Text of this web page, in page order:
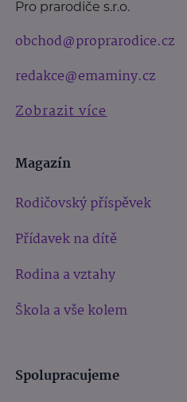
Pro prarodiče s.r.o.
obchod@proprarodice.cz
redakce@emaminy.cz
Zobrazit více
Magazín
Rodičovský příspěvek
Přídavek na dítě
Rodina a vztahy
Škola a vše kolem
Spolupracujeme